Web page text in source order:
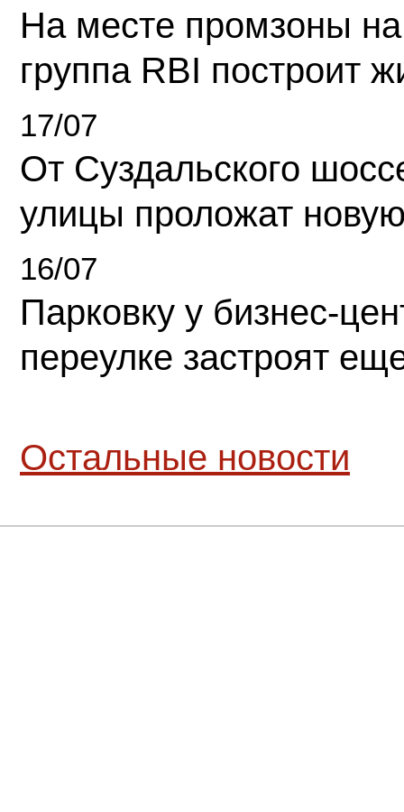
На месте промзоны
группа RBI построит
17/07
От Суздальского
улицы проложат
16/07
Парковку у бизнес-
переулке застроят
Остальные новости